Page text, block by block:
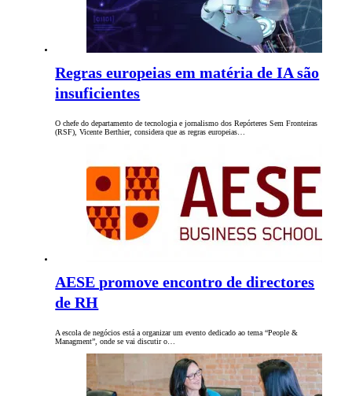
Regras europeias em matéria de IA são
insuficientes
O chefe do departamento de tecnologia e jornalismo dos Repórteres Sem Fronteiras
(RSF), Vicente Berthier, considera que as regras europeias…
AESE promove encontro de directores
de RH
A escola de negócios está a organizar um evento dedicado ao tema “People &
Managment”, onde se vai discutir o…